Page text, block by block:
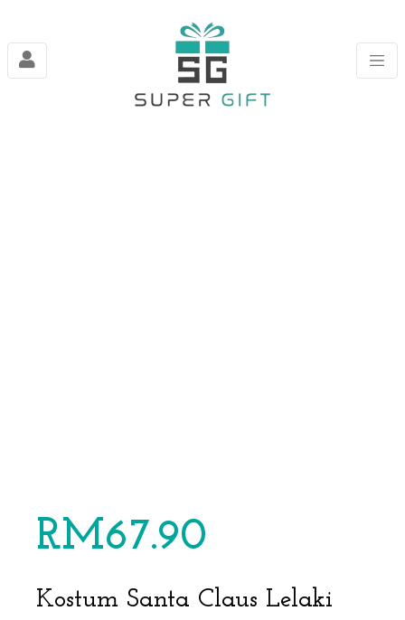
RM67.90
Kostum Santa Claus Lelaki